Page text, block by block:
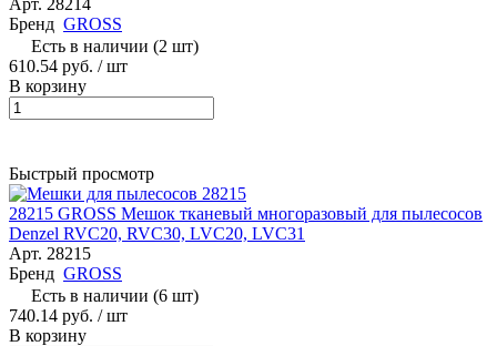
Бренд GROSS
Есть в наличии (2 шт)
610.54 руб. / шт
В корзину
Быстрый просмотр
28215 GROSS Мешок тканевый многоразовый для пылесосов
Denzel RVC20, RVC30, LVC20, LVC31
Арт. 28215
Бренд GROSS
Есть в наличии (6 шт)
740.14 руб. / шт
В корзину